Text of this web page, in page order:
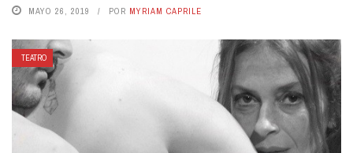
MAYO 26, 2019 POR MYRIAM CAPRILE
TEATRO